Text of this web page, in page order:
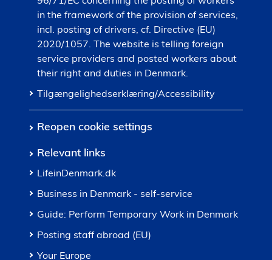
in the framework of the provision of services,
incl. posting of drivers, cf. Directive (EU)
2020/1057. The website is telling foreign
service providers and posted workers about
their right and duties in Denmark.
Tilgængelighedserklæring/Accessibility
Reopen cookie settings
Relevant links
LifeinDenmark.dk
Business in Denmark - self-service
Guide: Perform Temporary Work in Denmark
Posting staff abroad (EU)
Your Europe